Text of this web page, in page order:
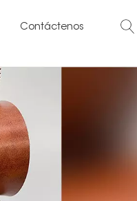
Contáctenos